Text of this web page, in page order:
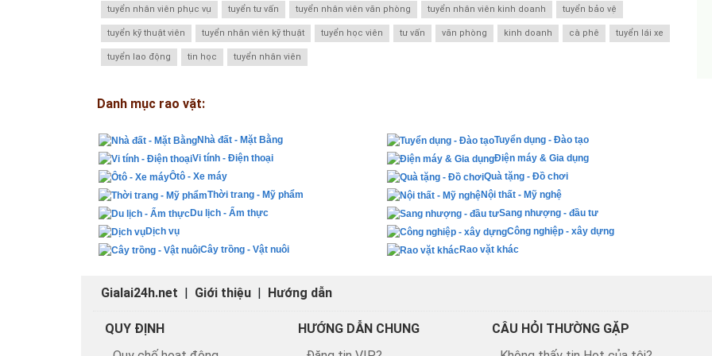
tuyển nhân viên phục vụ tuyển tư vấn tuyển nhân viên văn phòng tuyển nhân viên kinh doanh tuyển bảo vệ
tuyển kỹ thuật viên tuyển nhân viên kỹ thuật tuyển học viên tư vấn văn phòng kinh doanh cà phê tuyển lái xe
tuyển lao động tin học tuyển nhân viên
Danh mục rao vặt:
Nhà đất - Mặt Bằng
Tuyển dụng - Đào tạo
Vi tính - Điện thoại
Điện máy & Gia dụng
Ôtô - Xe máy
Quà tặng - Đồ chơi
Thời trang - Mỹ phẩm
Nội thất - Mỹ nghệ
Du lịch - Ẩm thực
Sang nhượng - đầu tư
Dịch vụ
Công nghiệp - xây dựng
Cây trồng - Vật nuôi
Rao vặt khác
Gialai24h.net | Giới thiệu | Hướng dẫn
QUY ĐỊNH
HƯỚNG DẪN CHUNG
CÂU HỎI THƯỜNG GẶP